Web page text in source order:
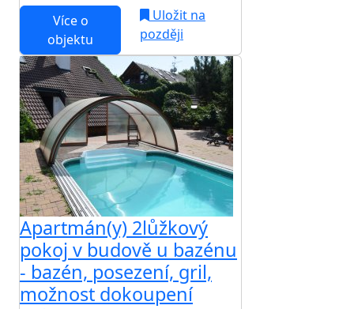
Více o
objektu
Uložit na
později
Apartmán(y) 2lůžkový
pokoj v budově u bazénu
- bazén, posezení, gril,
možnost dokoupení